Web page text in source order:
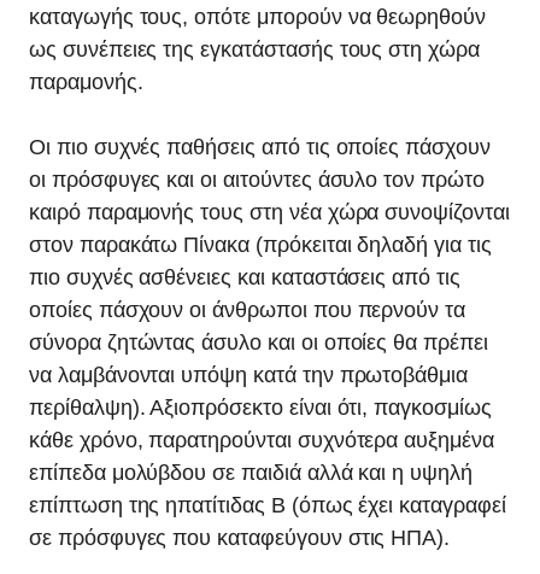
καταγωγής τους, οπότε μπορούν να θεωρηθούν
ως συνέπειες της εγκατάστασής τους στη χώρα
παραμονής.
Οι πιο συχνές παθήσεις από τις οποίες πάσχουν
οι πρόσφυγες και οι αιτούντες άσυλο τον πρώτο
καιρό παραμονής τους στη νέα χώρα συνοψίζονται
στον παρακάτω Πίνακα (πρόκειται δηλαδή για τις
πιο συχνές ασθένειες και καταστάσεις από τις
οποίες πάσχουν οι άνθρωποι που περνούν τα
σύνορα ζητώντας άσυλο και οι οποίες θα πρέπει
να λαμβάνονται υπόψη κατά την πρωτοβάθμια
περίθαλψη). Αξιοπρόσεκτο είναι ότι, παγκοσμίως
κάθε χρόνο, παρατηρούνται συχνότερα αυξημένα
επίπεδα μολύβδου σε παιδιά αλλά και η υψηλή
επίπτωση της ηπατίτιδας Β (όπως έχει καταγραφεί
σε πρόσφυγες που καταφεύγουν στις ΗΠΑ).